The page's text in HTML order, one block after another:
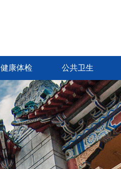
健康体检 公共卫生